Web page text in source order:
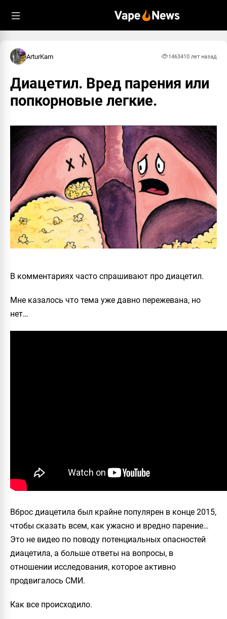
ArturKam 1463410 лет назад
Диацетил. Вред парения или
попкорновые легкие.
В комментариях часто спрашивают про диацетил.
Мне казалось что тема уже давно пережевана, но
нет…
Вброс диацетила был крайне популярен в конце 2015,
чтобы сказать всем, как ужасно и вредно парение…
Это не видео по поводу потенциальных опасностей
диацетила, а больше ответы на вопросы, в
отношении исследования, которое активно
продвигалось СМИ.
Как все происходило.